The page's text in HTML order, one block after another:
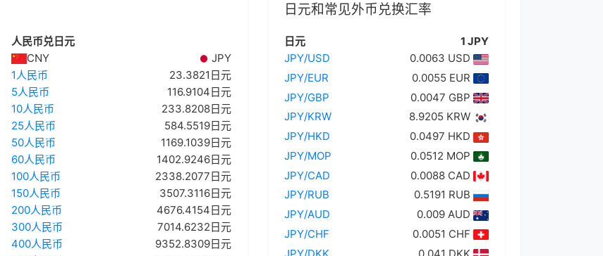
人民币兑日元
CNY
JPY
1人民币
23.3821日元
5人民币
116.9104日元
10人民币
233.8208日元
25人民币
584.5519日元
50人民币
1169.1039日元
60人民币
1402.9246日元
100人民币
2338.2077日元
150人民币
3507.3116日元
200人民币
4676.4154日元
300人民币
7014.6232日元
400人民币
9352.8309日元
日元和常见外币兑换汇率
日元
1 JPY
JPY/USD
0.0063 USD
JPY/EUR
0.0055 EUR
JPY/GBP
0.0047 GBP
JPY/KRW
8.9205 KRW
JPY/HKD
0.0497 HKD
JPY/MOP
0.0512 MOP
JPY/CAD
0.0088 CAD
JPY/RUB
0.5191 RUB
JPY/AUD
0.009 AUD
JPY/CHF
0.0051 CHF
JPY/DKK
0.041 DKK